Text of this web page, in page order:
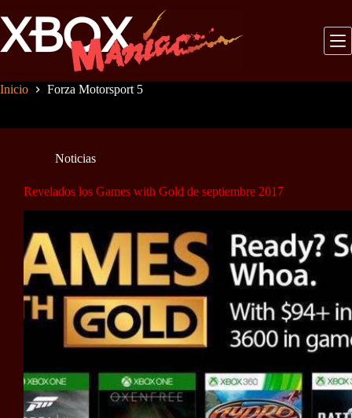
al
contenido
Inicio Forza Motorsport 5
Noticias
Revelados los Games with Gold de septiembre 2017